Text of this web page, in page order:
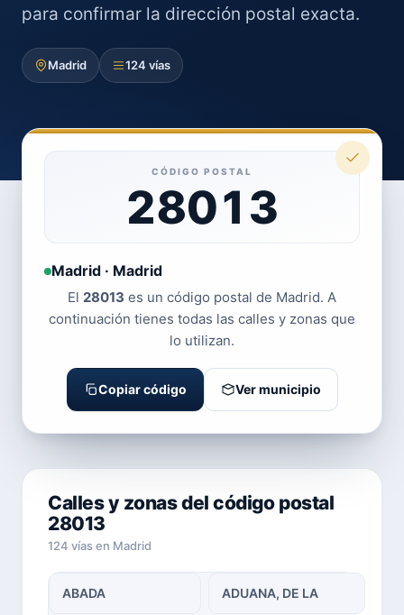
para confirmar la dirección postal exacta.
Madrid 124 vías
CÓDIGO POSTAL
28013
Madrid · Madrid
El 28013 es un código postal de Madrid. A
continuación tienes todas las calles y zonas que
lo utilizan.
Copiar código Ver municipio
Calles y zonas del código postal
28013
124 vías en Madrid
ABADA ADUANA, DE LA